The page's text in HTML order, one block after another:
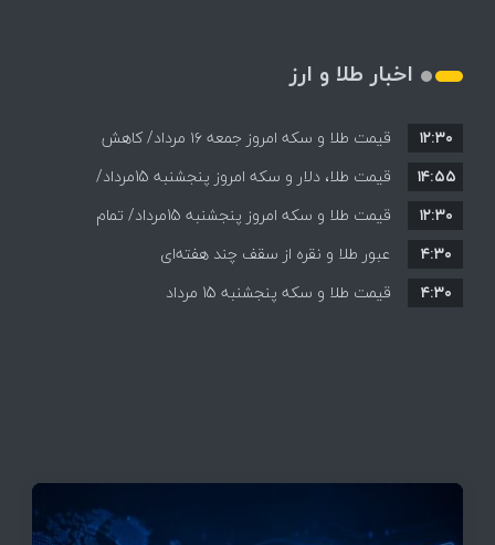
اخبار طلا و ارز
قیمت طلا و سکه امروز جمعه ۱۶ مرداد/ کاهش
قیمت ها+ جدول و جزییات
۱۲:۳۰
قیمت طلا، دلار و سکه امروز پنجشنبه 15مرداد/
افزایش قیمت ها + جدول
۱۴:۵۵
قیمت طلا و سکه امروز پنجشنبه 15مرداد/ تمام
قیمت ها بر مدار افزایش + جدول
۱۲:۳۰
عبور طلا و نقره از سقف چند هفته‌ای
۴:۳۰
قیمت طلا و سکه پنجشنبه 15 مرداد
۴:۳۰